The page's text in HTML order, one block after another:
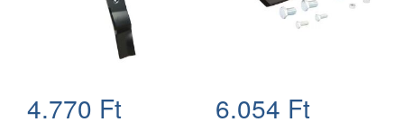
4.770 Ft 6.054 Ft